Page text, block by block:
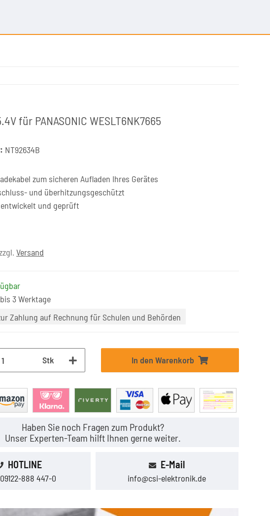
für PANASONIC WESLT6NK7665
NT92634B
zum sicheren Aufladen Ihres Gerätes
und überhitzungsgeschützt
und geprüft
Versand
3 Werktage
Zahlung auf Rechnung für Schulen und Behörden
Stk In den Warenkorb
Haben Sie noch Fragen zum Produkt?
Unser Experten-Team hilft Ihnen gerne weiter.
HOTLINE
888 447-0
E-Mail
info@csi-elektronik.de